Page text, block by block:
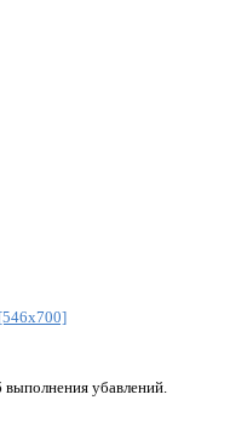
[546x700]
убавлений.